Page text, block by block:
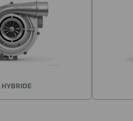
HYBRIDE